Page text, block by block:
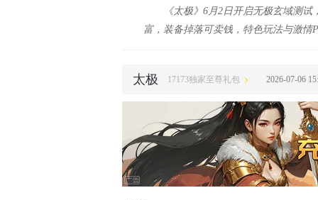
《太极》6月2日开启无极玄域测
富，装备掉落可卖钱，特色玩法与激情
太极 17173独家至尊礼包 2026-07-06